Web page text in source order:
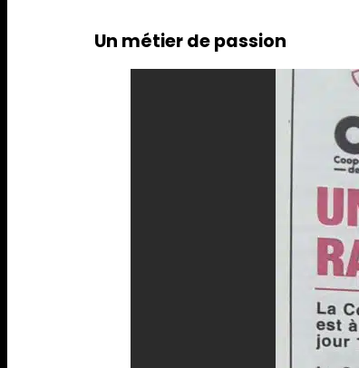
Un métier de passion